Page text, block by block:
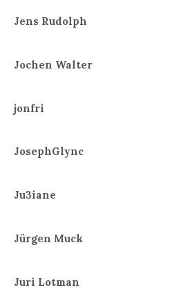
Jens Rudolph
Jochen Walter
jonfri
JosephGlync
Ju3iane
Jürgen Muck
Juri Lotman